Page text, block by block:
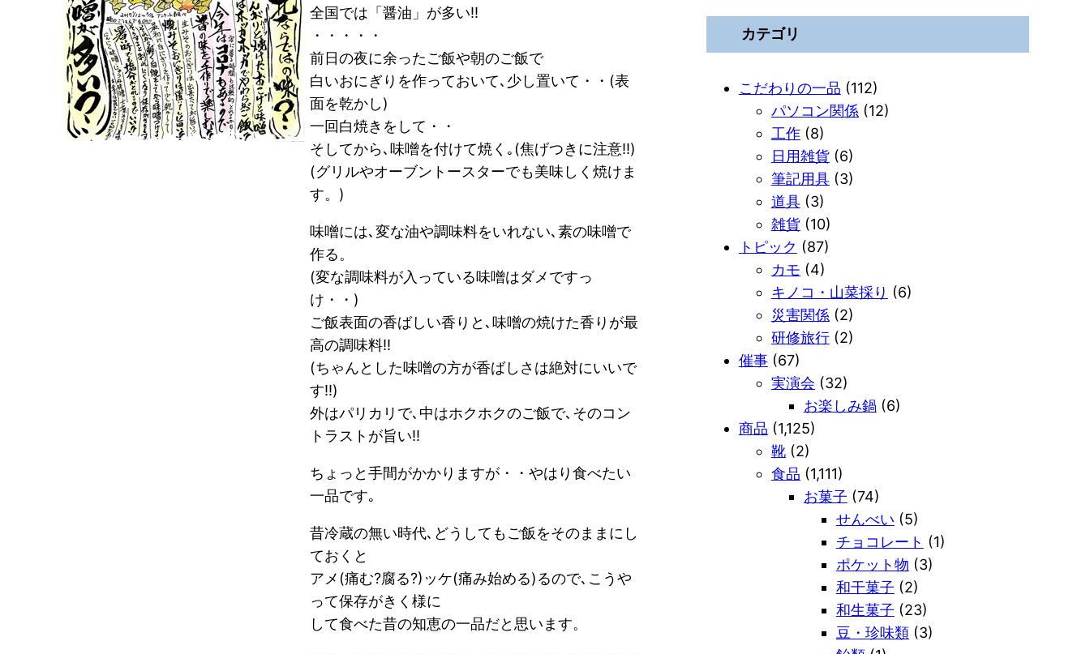
全国では「醤油」が多い!!
・・・・・
前日の夜に余ったご飯や朝のご飯で
白いおにぎりを作っておいて､少し置いて・・(表
面を乾かし)
一回白焼きをして・・
そしてから､味噌を付けて焼く｡(焦げつきに注意!!)
(グリルやオーブントースターでも美味しく焼けま
す。)
味噌には､変な油や調味料をいれない､素の味噌で
作る。
(変な調味料が入っている味噌はダメですっ
け・・)
ご飯表面の香ばしい香りと､味噌の焼けた香りが最
高の調味料!!
(ちゃんとした味噌の方が香ばしさは絶対にいいで
す!!)
外はパリカリで､中はホクホクのご飯で､そのコン
トラストが旨い!!
ちょっと手間がかかりますが・・やはり食べたい
一品です｡
昔冷蔵の無い時代､どうしてもご飯をそのままにし
ておくと
アメ(痛む?腐る?)ッケ(痛み始める)るので､こうや
って保存がきく様に
して食べた昔の知恵の一品だと思います。
カテゴリ
こだわりの一品 (112)
パソコン関係 (12)
工作(8)
日用雑貨(6)
筆記用具(3)
道具(3)
雑貨(10)
トピック (87)
カモ (4)
キノコ・山菜採り (6)
災害関係 (2)
研修旅行(2)
催事(67)
実演会 (32)
お楽しみ鍋 (6)
商品 (1,125)
靴(2)
食品 (1,111)
お菓子 (74)
せんべい (5)
チョコレート (1)
ポケット物 (3)
和干菓子 (2)
和生菓子 (23)
豆・珍味類(3)